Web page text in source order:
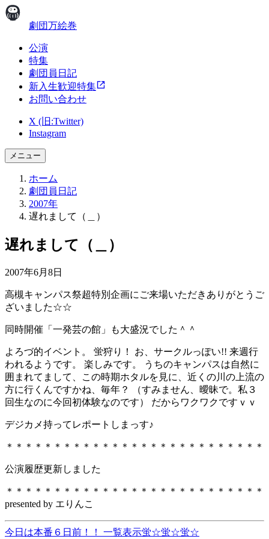
劇団万絵巻
公演
特集
劇団員日記
新入生歓迎特集
お問い合わせ
X (旧:Twitter)
Instagram
メニュー
ホーム
劇団員日記
2007年
遅れまして（＿）
遅れまして（＿）
2007年6月8日
高槻キャンパス祭超特別企画にご来場いただきありがとうご
ざいました☆☆
同時開催「一発芸の館」も大盛況でした＾＾
よろづ的イベント。 蛍狩り！ お、サークルっぽい!! 来週行
われるようです。 楽しみです。 うちのキャンパスは自然に
囲まれてまして、この時期ホタルを見に、近くの川の上流の
方に行くんですかね、毎年？ （すみません、曖昧で。私３
回生なのに今回初体験なのです） だからワクワクですｖｖ
デジカメ持ってレポートしまっす♪
＊＊＊＊＊＊＊＊＊＊＊＊＊＊＊＊＊＊＊＊＊＊＊＊＊＊＊
公演履歴更新しました
＊＊＊＊＊＊＊＊＊＊＊＊＊＊＊＊＊＊＊＊＊＊＊＊＊＊＊
presented by エりんこ
今日は本番６日前！！ 一覧表示蛍☆蛍☆蛍☆